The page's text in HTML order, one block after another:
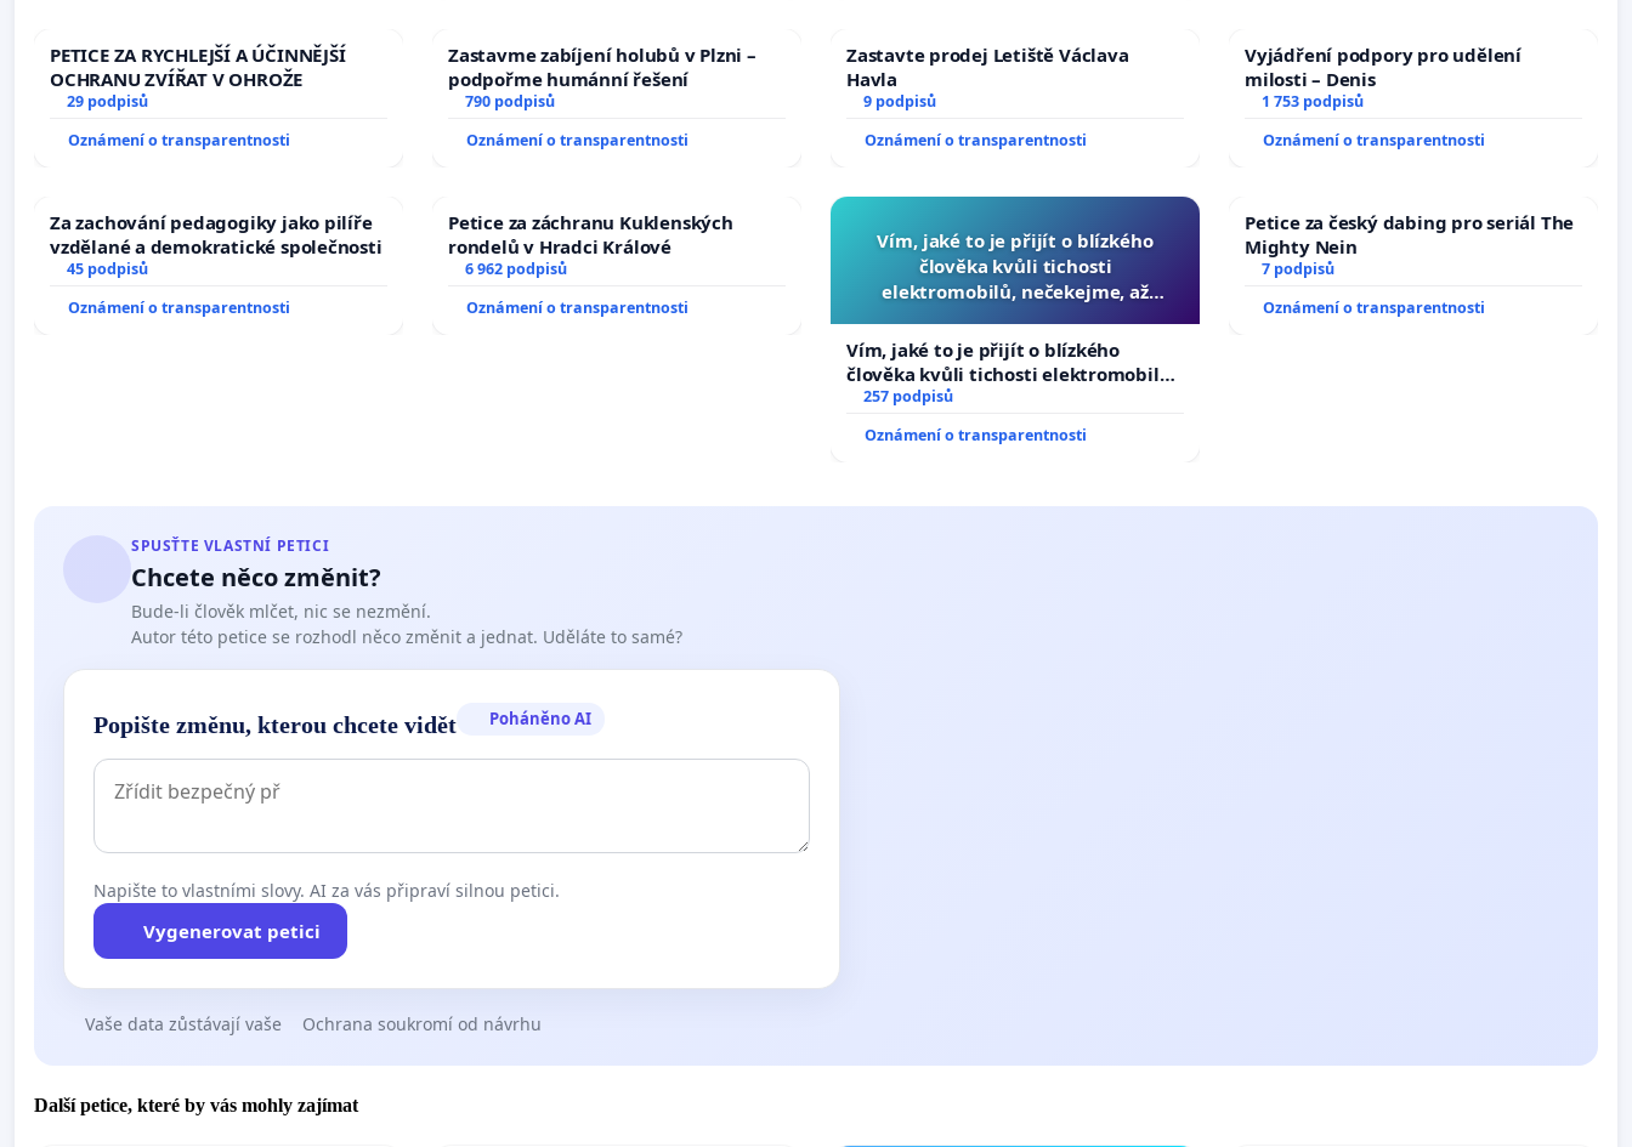
PETICE ZA RYCHLEJŠÍ A ÚČINNĚJŠÍ
OCHRANU ZVÍŘAT V OHROŽE
29 podpisů
Oznámení o transparentnosti
Zastavme zabíjení holubů v Plzni –
podpořme humánní řešení
790 podpisů
Oznámení o transparentnosti
Zastavte prodej Letiště Václava
Havla
9 podpisů
Oznámení o transparentnosti
Vyjádření podpory pro udělení
milosti – Denis
1 753 podpisů
Oznámení o transparentnosti
Za zachování pedagogiky jako pilíře
vzdělané a demokratické společnosti
45 podpisů
Oznámení o transparentnosti
Petice za záchranu Kuklenských
rondelů v Hradci Králové
6 962 podpisů
Oznámení o transparentnosti
Vím, jaké to je přijít o blízkého
člověka kvůli tichosti
elektromobilů, nečekejme, až
auta!
Vím, jaké to je přijít o blízkého
člověka kvůli tichosti elektromobilů,
nečekejme, až přibydou další,
257 podpisů
Oznámení o transparentnosti
Petice za český dabing pro seriál The
Mighty Nein
7 podpisů
Oznámení o transparentnosti
SPUSŤTE VLASTNÍ PETICI
Chcete něco změnit?
Bude-li člověk mlčet, nic se nezmění.
Autor této petice se rozhodl něco změnit a jednat. Uděláte to samé?
Popište změnu, kterou chcete vidět Poháněno AI
Napište to vlastními slovy. AI za vás připraví silnou petici.
Vygenerovat petici
Vaše data zůstávají vaše Ochrana soukromí od návrhu
Další petice, které by vás mohly zajímat